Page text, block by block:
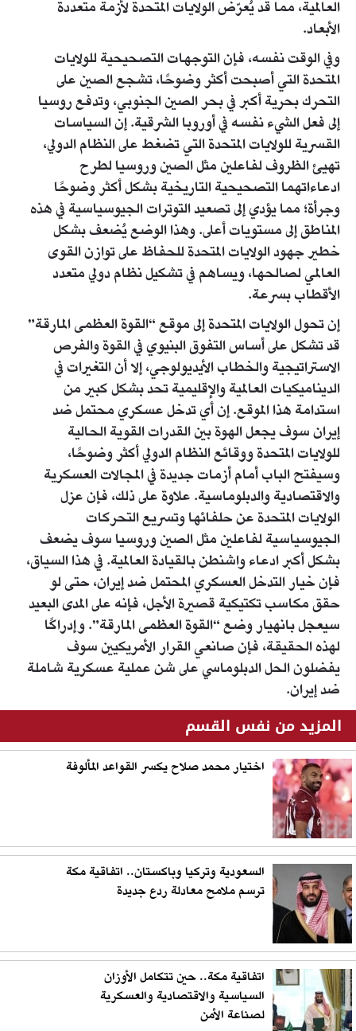
العالمية، مما قد يُعرّض الولايات المتحدة لأزمة متعددة
الأبعاد.
وفي الوقت نفسه، فإن التوجهات التصحيحية للولايات
المتحدة التي أصبحت أكثر وضوحًا، تشجع الصين على
التحرك بحرية أكبر في بحر الصين الجنوبي، وتدفع روسيا
إلى فعل الشيء نفسه في أوروبا الشرقية. إن السياسات
القسرية للولايات المتحدة التي تضغط على النظام الدولي،
تهيئ الظروف لفاعلين مثل الصين وروسيا لطرح
ادعاءاتهما التصحيحية التاريخية بشكل أكثر وضوحًا
وجرأة؛ مما يؤدي إلى تصعيد التوترات الجيوسياسية في هذه
المناطق إلى مستويات أعلى. وهذا الوضع يُضعف بشكل
خطير جهود الولايات المتحدة للحفاظ على توازن القوى
العالمي لصالحها، ويساهم في تشكيل نظام دولي متعدد
الأقطاب بسرعة.
إن تحول الولايات المتحدة إلى موقع “القوة العظمى المارقة”
قد تشكل على أساس التفوق البنيوي في القوة والفرص
الاستراتيجية والخطاب الأيديولوجي، إلا أن التغيرات في
الديناميكيات العالمية والإقليمية تحد بشكل كبير من
استدامة هذا الموقع. إن أي تدخل عسكري محتمل ضد
إيران سوف يجعل الهوة بين القدرات القوية الحالية
للولايات المتحدة ووقائع النظام الدولي أكثر وضوحًا،
وسيفتح الباب أمام أزمات جديدة في المجالات العسكرية
والاقتصادية والدبلوماسية. علاوة على ذلك، فإن عزل
الولايات المتحدة عن حلفائها وتسريع التحركات
الجيوسياسية لفاعلين مثل الصين وروسيا سوف يضعف
بشكل أكبر ادعاء واشنطن بالقيادة العالمية. في هذا السياق،
فإن خيار التدخل العسكري المحتمل ضد إيران، حتى لو
حقق مكاسب تكتيكية قصيرة الأجل، فإنه على المدى البعيد
سيعجل بانهيار وضع “القوة العظمى المارقة”. وإدراكًا
لهذه الحقيقة، فإن صانعي القرار الأمريكيين سوف
يفضلون الحل الدبلوماسي على شن عملية عسكرية شاملة
ضد إيران.
المزيد من نفس القسم
اختيار محمد صلاح يكسر القواعد المألوفة
السعودية وتركيا وباكستان.. اتفاقية مكة
ترسم ملامح معادلة ردع جديدة
اتفاقية مكة.. حين تتكامل الأوزان
السياسية والاقتصادية والعسكرية
لصناعة الأمن